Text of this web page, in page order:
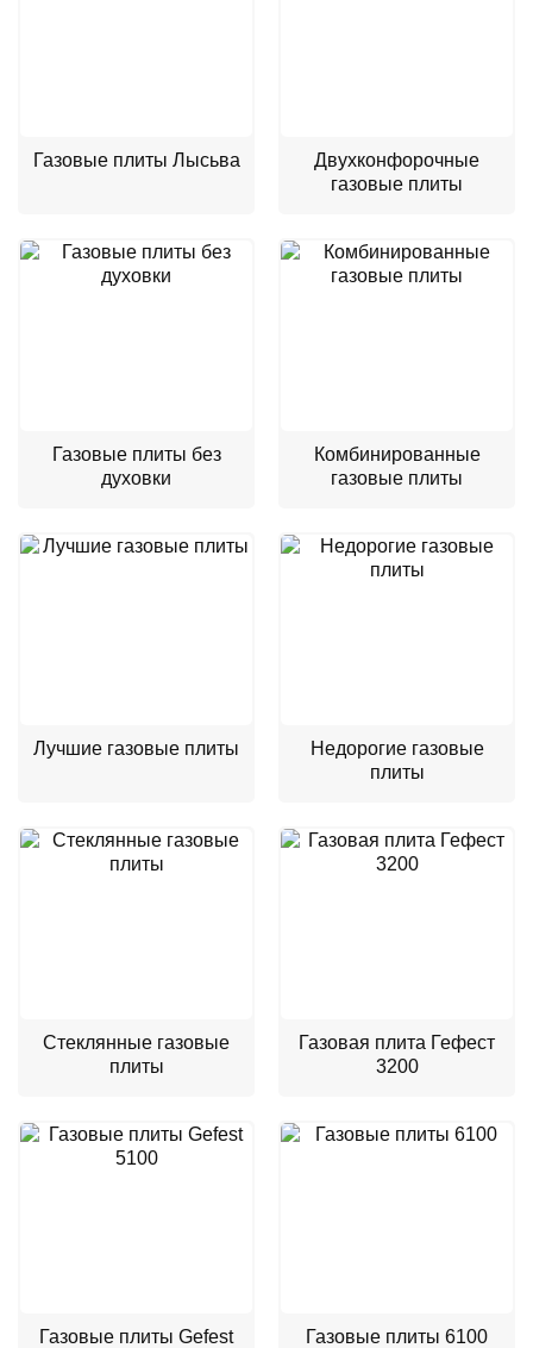
Газовые плиты Лысьва
Двухконфорочные
газовые плиты
Газовые плиты без
духовки
Комбинированные
газовые плиты
Лучшие газовые плиты
Недорогие газовые
плиты
Стеклянные газовые
плиты
Газовая плита Гефест
3200
Газовые плиты Gefest
Газовые плиты 6100